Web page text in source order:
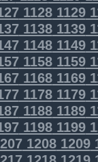
11281129
11381139
11481149
11581159
11681169
11781179
11881189
11981199
12081209